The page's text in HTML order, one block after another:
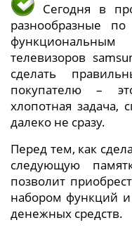
Сегодня в
разнообразные
телевизоров
сделать
покупателю –
хлопотная задача,
далеко не сразу.
Перед тем, как
следующую
позволит
набором функций
денежных средств.